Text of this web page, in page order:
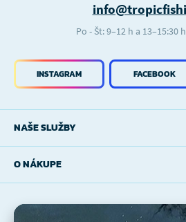
NAŠE SLUŽBY
O NÁKUPE
INSTAGRAM FACEBOOK
Po - Št: 9–12 h a 13–15:30